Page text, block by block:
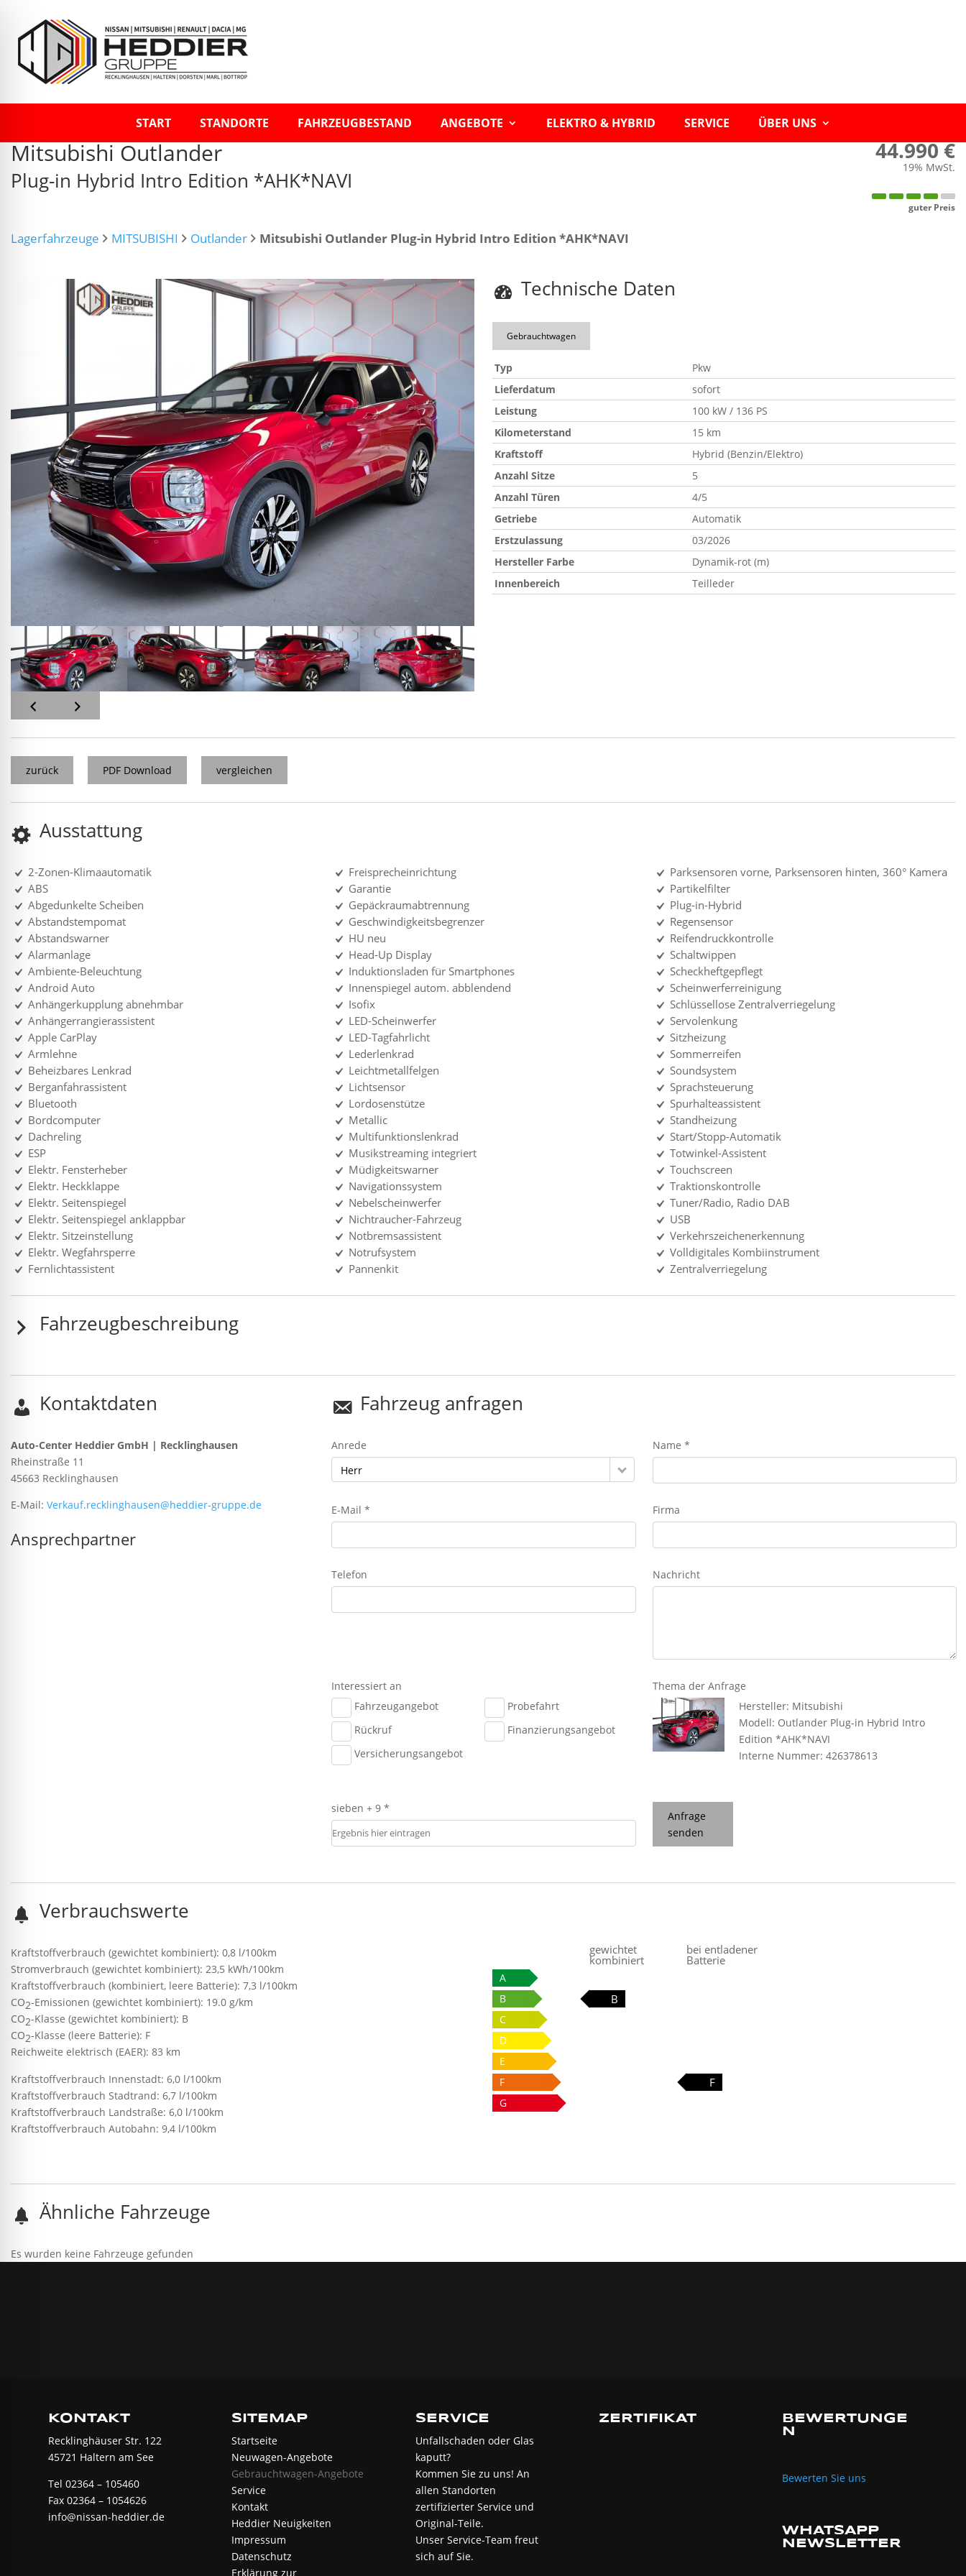
START STANDORTE FAHRZEUGBESTAND ANGEBOTE ELEKTRO & HYBRID SERVICE ÜBER UNS
MitsubishiOutlander
Plug-in Hybrid Intro Edition *AHK*NAVI
44.990 €
19% MwSt.
guter Preis
Lagerfahrzeuge MITSUBISHI Outlander Mitsubishi Outlander Plug-in Hybrid Intro Edition *AHK*NAVI
Technische Daten
Gebrauchtwagen
Typ
Pkw
Lieferdatum
sofort
Leistung
100 kW / 136 PS
Kilometerstand
15 km
Kraftstoff
Hybrid (Benzin/Elektro)
Anzahl Sitze
5
Anzahl Türen
4/5
Getriebe
Automatik
Erstzulassung
03/2026
Hersteller Farbe
Dynamik-rot (m)
Innenbereich
Teilleder
zurück PDF Download vergleichen
Ausstattung
2-Zonen-Klimaautomatik
ABS
Abgedunkelte Scheiben
Abstandstempomat
Abstandswarner
Alarmanlage
Ambiente-Beleuchtung
Android Auto
Anhängerkupplung abnehmbar
Anhängerrangierassistent
Apple CarPlay
Armlehne
Beheizbares Lenkrad
Berganfahrassistent
Bluetooth
Bordcomputer
Dachreling
ESP
Elektr. Fensterheber
Elektr. Heckklappe
Elektr. Seitenspiegel
Elektr. Seitenspiegel anklappbar
Elektr. Sitzeinstellung
Elektr. Wegfahrsperre
Fernlichtassistent
Freisprecheinrichtung
Garantie
Gepäckraumabtrennung
Geschwindigkeitsbegrenzer
HU neu
Head-Up Display
Induktionsladen für Smartphones
Innenspiegel autom. abblendend
Isofix
LED-Scheinwerfer
LED-Tagfahrlicht
Lederlenkrad
Leichtmetallfelgen
Lichtsensor
Lordosenstütze
Metallic
Multifunktionslenkrad
Musikstreaming integriert
Müdigkeitswarner
Navigationssystem
Nebelscheinwerfer
Nichtraucher-Fahrzeug
Notbremsassistent
Notrufsystem
Pannenkit
Parksensoren vorne, Parksensoren hinten, 360° Kamera
Partikelfilter
Plug-in-Hybrid
Regensensor
Reifendruckkontrolle
Schaltwippen
Scheckheftgepflegt
Scheinwerferreinigung
Schlüssellose Zentralverriegelung
Servolenkung
Sitzheizung
Sommerreifen
Soundsystem
Sprachsteuerung
Spurhalteassistent
Standheizung
Start/Stopp-Automatik
Totwinkel-Assistent
Touchscreen
Traktionskontrolle
Tuner/Radio, Radio DAB
USB
Verkehrszeichenerkennung
Volldigitales Kombiinstrument
Zentralverriegelung
Fahrzeugbeschreibung
Kontaktdaten
Auto-Center Heddier GmbH | Recklinghausen
Rheinstraße 11
45663 Recklinghausen
E-Mail: Verkauf.recklinghausen@heddier-gruppe.de
Ansprechpartner
Fahrzeug anfragen
Anrede
Herr
Name *
E-Mail * Firma
Telefon Nachricht
Interessiert an
Fahrzeugangebot
Probefahrt
Rückruf
Finanzierungsangebot
Versicherungsangebot
Thema der Anfrage
Hersteller: Mitsubishi
Modell: Outlander Plug-in Hybrid Intro
Edition *AHK*NAVI
Interne Nummer: 426378613
sieben + 9 *
Anfrage
senden
Verbrauchswerte
Kraftstoffverbrauch (gewichtet kombiniert): 0,8 l/100km
Stromverbrauch (gewichtet kombiniert): 23,5 kWh/100km
Kraftstoffverbrauch (kombiniert, leere Batterie): 7,3 l/100km
CO2-Emissionen (gewichtet kombiniert): 19.0 g/km
CO2-Klasse (gewichtet kombiniert): B
CO2-Klasse (leere Batterie): F
Reichweite elektrisch (EAER): 83 km
Kraftstoffverbrauch Innenstadt: 6,0 l/100km
Kraftstoffverbrauch Stadtrand: 6,7 l/100km
Kraftstoffverbrauch Landstraße: 6,0 l/100km
Kraftstoffverbrauch Autobahn: 9,4 l/100km
gewichtet
kombiniert
bei entladener
Batterie
A
B
B
C
D
E
F
F
G
Ähnliche Fahrzeuge
Es wurden keine Fahrzeuge gefunden
KONTAKT
Recklinghäuser Str. 122
45721 Haltern am See
Tel 02364 – 105460
Fax 02364 – 1054626
info@nissan-heddier.de
SITEMAP
Startseite
Neuwagen-Angebote
Gebrauchtwagen-Angebote
Service
Kontakt
Heddier Neuigkeiten
Impressum
Datenschutz
Erklärung zur
SERVICE
Unfallschaden oder Glas
kaputt?
Kommen Sie zu uns! An
allen Standorten
zertifizierter Service und
Original-Teile.
Unser Service-Team freut
sich auf Sie.
ZERTIFIKAT
BEWERTUNGE
N
Bewerten Sie uns
WHATSAPP
NEWSLETTER